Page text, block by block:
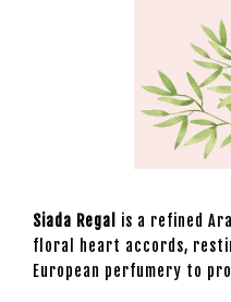
Siada Regal is a refined
floral heart accords,
European perfumery to